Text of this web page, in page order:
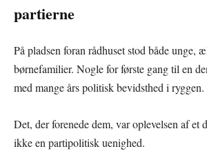
partierne
På pladsen foran rådhuset stod både unge,
børnefamilier. Nogle for første gang til en
med mange års politisk bevidsthed i ryggen.
Det, der forenede dem, var oplevelsen af
ikke en partipolitisk uenighed.